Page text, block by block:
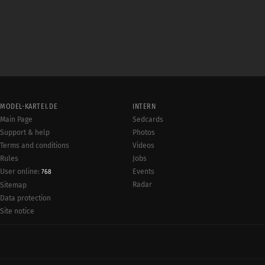
MODEL-KARTEI.DE
Main Page
Support & help
Terms and conditions
Rules
User online: 768
Sitemap
Data protection
Site notice
INTERN
Sedcards
Photos
Videos
Jobs
Events
Radar